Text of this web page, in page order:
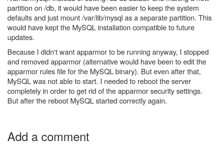
partition on /db, it would have been easier to keep the system
defaults and just mount /var/lib/mysql as a separate partition. This
would have kept the MySQL installation compatible to future
updates.
Because I didn't want apparmor to be running anyway, I stopped
and removed apparmor (alternative would have been to edit the
apparmor rules file for the MySQL binary). But even after that,
MySQL was not able to start. I needed to reboot the server
completely in order to get rid of the apparmor security settings.
But after the reboot MySQL started correctly again.
Add a comment